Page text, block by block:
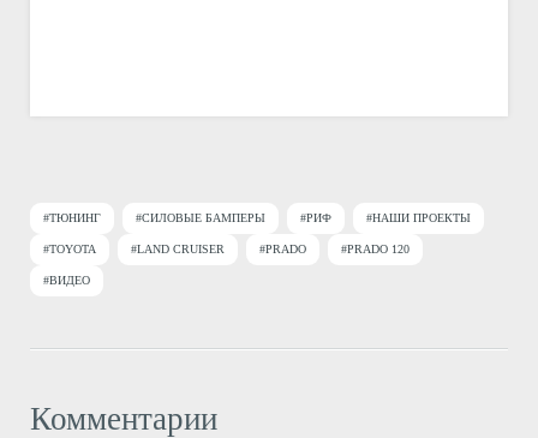
#ТЮНИНГ #СИЛОВЫЕ БАМПЕРЫ #РИФ #НАШИ ПРОЕКТЫ
#TOYOTA #LAND CRUISER #PRADO #PRADO 120
#ВИДЕО
Комментарии